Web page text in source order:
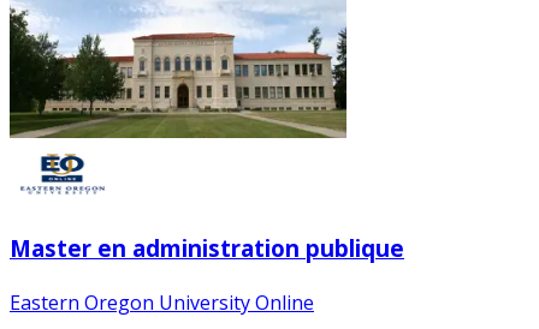
Master en administration publique
Eastern Oregon University Online